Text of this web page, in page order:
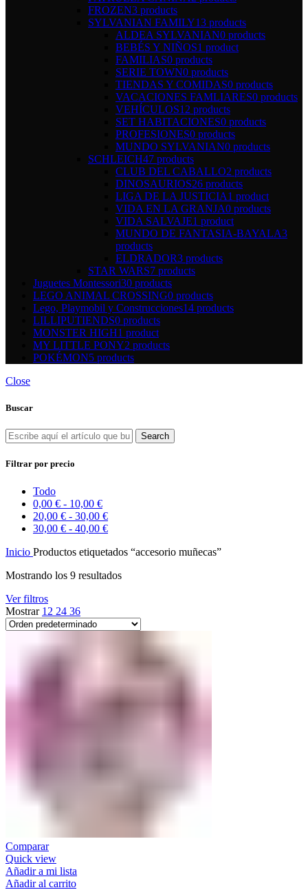
FROZEN3 products
SYLVANIAN FAMILY13 products
ALDEA SYLVANIAN0 products
BEBÉS Y NIÑOS1 product
FAMILIAS0 products
SERIE TOWN0 products
TIENDAS Y COMIDAS0 products
VACACIONES FAMLIARES0 products
VEHÍCULOS12 products
SET HABITACIONES0 products
PROFESIONES0 products
MUNDO SYLVANIAN0 products
SCHLEICH47 products
CLUB DEL CABALLO2 products
DINOSAURIOS26 products
LIGA DE LA JUSTICIA1 product
VIDA EN LA GRANJA0 products
VIDA SALVAJE1 product
MUNDO DE FANTASIA-BAYALA3
products
ELDRADOR3 products
STAR WARS7 products
Juguetes Montessori30 products
LEGO ANIMAL CROSSING0 products
Lego, Playmobil y Construcciones14 products
LILLIPUTIENDS0 products
MONSTER HIGH1 product
MY LITTLE PONY2 products
POKÉMON5 products
Close
Buscar
Search
Filtrar por precio
Todo
0,00 € - 10,00 €
20,00 € - 30,00 €
30,00 € - 40,00 €
Inicio Productos etiquetados “accesorio muñecas”
Mostrando los 9 resultados
Ver filtros
Mostrar 12 24 36
Comparar
Quick view
Añadir a mi lista
Añadir al carrito